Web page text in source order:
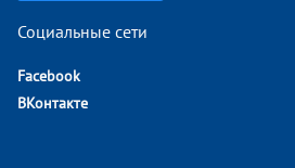
Социальные сети
Facebook
ВКонтакте